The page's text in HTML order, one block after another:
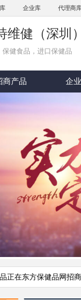
企业库 代理商
维健（深圳
保健食品，进口保健品
商产品 企
方保健品网招商！